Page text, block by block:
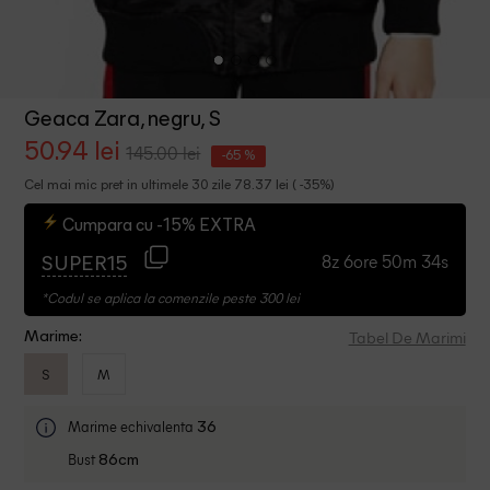
Geaca Zara, negru, S
50.94 lei 145.00 lei -65 %
Cel mai mic pret in ultimele 30 zile 78.37 lei ( -35%)
Cumpara cu -15% EXTRA
SUPER15 8z 6ore 50m 34s
*Codul se aplica la comenzile peste 300 lei
Marime: Tabel De Marimi
S M
Marime echivalenta 36
Bust 86cm